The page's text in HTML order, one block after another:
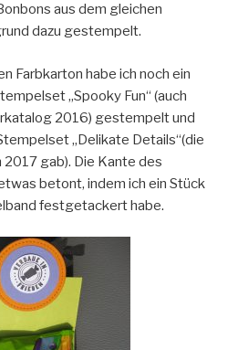
aus dem gleichen
dazu gestempelt.
Farbkarton habe ich noch ein
„Spooky Fun“ (auch
2016) gestempelt und
„Delikate Details“(die
gab). Die Kante des
betont, indem ich ein Stück
festgetackert habe.